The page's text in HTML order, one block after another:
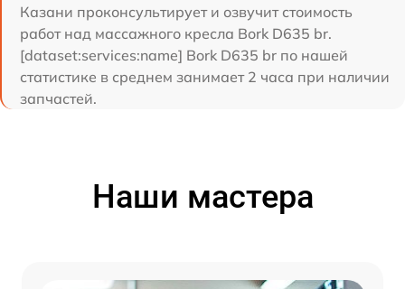
Казани проконсультирует и озвучит стоимость
работ над массажного кресла Bork D635 br.
[dataset:services:name] Bork D635 br по нашей
статистике в среднем занимает 2 часа при наличии
запчастей.
Наши мастера